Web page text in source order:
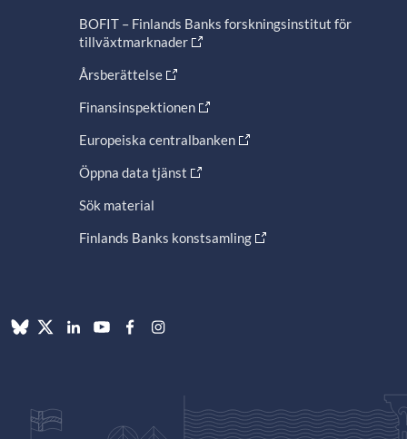
BOFIT – Finlands Banks forskningsinstitut för
tillväxtmarknader
Årsberättelse
Finansinspektionen
Europeiska centralbanken
Öppna data tjänst
Sök material
Finlands Banks konstsamling